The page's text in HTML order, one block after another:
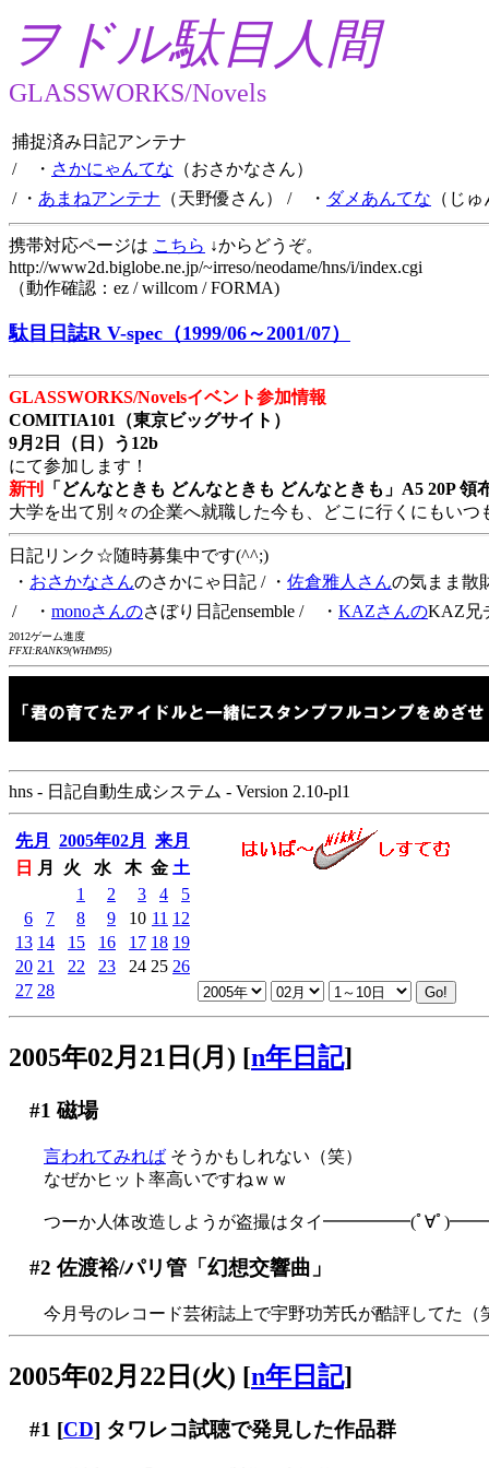
ヲドル駄目人間
GLASSWORKS/Novels
捕捉済み日記アンテナ
/ ・ さかにゃんてな （おさかなさん）
/ ・ あまねアンテナ （天野優さん） / ・ ダメあんてな （じ
携帯対応ページは こちら ↓からどうぞ。
http://www2d.biglobe.ne.jp/~irreso/neodame/hns/i/index.cgi
（動作確認：ez / willcom / FORMA)
駄目日誌R V-spec（1999/06～2001/07）
GLASSWORKS/Novelsイベント参加情報
COMITIA101（東京ビッグサイト）
9月2日（日）う12b
にて参加します！
新刊
「どんなときも どんなときも どんなときも」A5 20P 領
大学を出て別々の企業へ就職した今も、どこに行くにもい
日記リンク☆随時募集中です(^^;)
・ おさかなさんのさかにゃ日記 / ・ 佐倉雅人さんの気まま散
/ ・ monoさんのさぼり日記ensemble / ・ KAZさんのKAZ兄
2012ゲーム進度
FFXI:RANK9(WHM95)
hns - 日記自動生成システム - Version 2.10-pl1
先月 2005年02月
来月
日
月 火 水 木 金 土
1
2 3 4
5
6
7 8 9 10 11 12
13 14 15 16 17 18 19
20 21 22 23 24 25 26
27 28
2005年02月21日(月) [n年日記]
#1 磁場
言われてみれば そうかもしれない（笑）
なぜかヒット率高いですねｗｗ
つーか人体改造しようが盗撮はタイ━━━━━(ﾟ∀ﾟ
#2 佐渡裕/パリ管「幻想交響曲」
今月号のレコード芸術誌上で宇野功芳氏が酷評してた（
2005年02月22日(火) [n年日記]
#1 [CD] タワレコ試聴で発見した作品群